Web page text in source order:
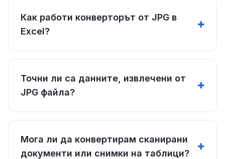
Как работи конверторът от JPG в
Excel?
Точни ли са данните, извлечени от
JPG файла?
Мога ли да конвертирам сканирани
документи или снимки на таблици?